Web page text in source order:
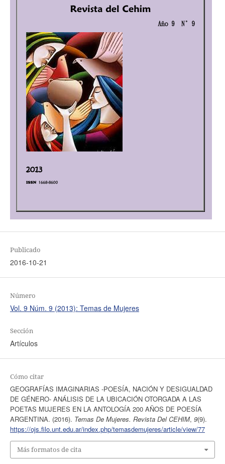
Publicado
2016-10-21
Número
Vol. 9 Núm. 9 (2013): Temas de Mujeres
Sección
Artículos
Cómo citar
GEOGRAFÍAS IMAGINARIAS -POESÍA, NACIÓN Y DESIGUALDAD
DE GÉNERO- ANÁLISIS DE LA UBICACIÓN OTORGADA A LAS
POETAS MUJERES EN LA ANTOLOGÍA 200 AÑOS DE POESÍA
ARGENTINA. (2016). Temas De Mujeres. Revista Del CEHIM, 9(9).
https://ojs.filo.unt.edu.ar/index.php/temasdemujeres/article/view/77
Más formatos de cita